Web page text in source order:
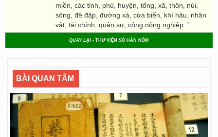
miền, các tỉnh, phủ, huyện, tổng, xã, thôn, núi,
sông, đê đập, đường xá, cửa biển, khí hậu, nhân
vật, tài chính, quân sự, công nông nghiệp..”
QUAY LẠI - THƯ VIỆN SỐ HÁN NÔM
BÀI QUAN TÂM